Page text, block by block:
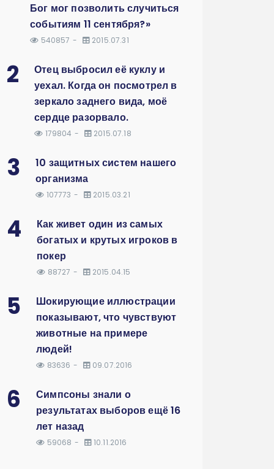
Бог мог позволить случиться
событиям 11 сентября?»
540857 2015.07.31
2
Отец выбросил её куклу и
уехал. Когда он посмотрел в
зеркало заднего вида, моё
сердце разорвало.
179804 2015.07.18
3
10 защитных систем нашего
организма
107773 2015.03.21
4
Как живет один из самых
богатых и крутых игроков в
покер
88727 2015.04.15
5
Шокирующие иллюстрации
показывают, что чувствуют
животные на примере
людей!
83636 09.07.2016
6
Симпсоны знали о
результатах выборов ещё 16
лет назад
59068 10.11.2016